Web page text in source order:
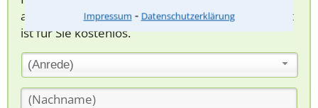
Impressum ⁃ Datenschutzerklärung
abzuklären. Die Rückmeldung durch einen Anwalt
ist für Sie kostenlos.
(Anrede)